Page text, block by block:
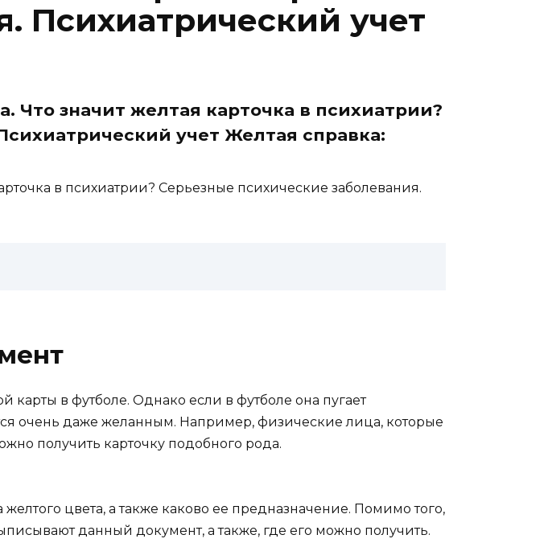
Психиатрический учет
Что значит желтая карточка в психиатрии?
учет Желтая справка:
в психиатрии? Серьезные психические заболевания.
карты в футболе. Однако если в футболе она пугает
очень даже желанным. Например, физические лица, которые
получить карточку подобного рода.
цвета, а также каково ее предназначение. Помимо того,
данный документ, а также, где его можно получить.